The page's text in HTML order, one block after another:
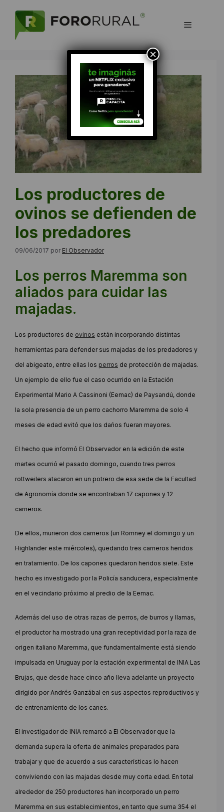
contenido
Menú
Los productores de
ovinos se defienden de
los predadores
09/06/2017 por El Observador
Los perros Maremma son
aliados para cuidar las
majadas.
Los productores de ovinos están incorporando distintas
herramientas para defender sus majadas de los predadores y
del abigeato, entre ellas los perros de protección de majadas.
Un ejemplo de ello fue el caso ocurrido en la Estación
Experimental Mario A Cassinoni (Eemac) de Paysandú, donde
la sola presencia de un perro cachorro Maremma de solo 4
meses de edad evitó que los daños fueran mayores.
El hecho que informó El Observador en la edición de este
martes ocurrió el pasado domingo, cuando tres perros
rottweilers atacaron en un potrero de esa sede de la Facultad
de Agronomía donde se encontraban 17 capones y 12
carneros.
De ellos, murieron dos carneros (un Romney el domingo y un
Highlander este miércoles), quedando tres carneros heridos
en tratamiento. De los capones quedaron heridos siete. Este
hecho es investigado por la Policía sanducera, especialmente
en el vecindario próximo al predio de la Eemac.
Además del uso de otras razas de perros, de burros y llamas,
el productor ha mostrado una gran receptividad por la raza de
origen italiano Maremma, que fundamentalmente está siendo
impulsada en Uruguay por la estación experimental de INIA Las
Brujas, que desde hace cinco año lleva adelante un proyecto
dirigido por Andrés Ganzábal en sus aspectos reproductivos y
de entrenamiento de los canes.
El investigador de INIA remarcó a El Observador que la
demanda supera la oferta de animales preparados para
trabajar y que de acuerdo a sus características lo hacen
conviviendo con las majadas desde muy corta edad. En total
alrededor de 250 productores han incorporado un perro
Maremma en sus establecimientos, en tanto que suma 354 el
×